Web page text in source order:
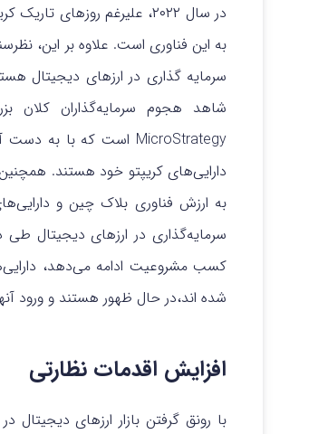
سرمایه گذاری در ارزهای دیجیتال
شاهد هجوم سرمایه‌‌گذاران کلان
به ارزش فناوری بلاک چین و
سرمایه‌گذاری در ارزهای دیجیتال
کسب مشروعیت ادامه می‌دهد،
شده اند،در حال ظهور هستند و ورود
افزایش اقدمات نظارتی